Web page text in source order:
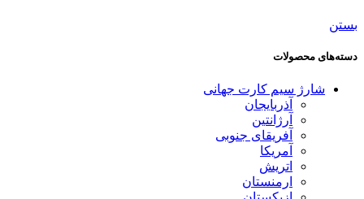
بستن
دسته‌های محصولات
شارژ سیم کارت جهانی
آذربایجان
آرژانتین
آفریقای جنوبی
آمریکا
اتریش
ارمنستان